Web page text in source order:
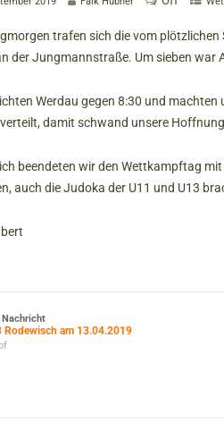
trafen sich die vom plötzlichen
der Jungmannstraße. Um sieben war
Werdau gegen 8:30 und
damit schwand unsere
beendeten wir den Wettkampftag
auch die Judoka der U11 und U13
Rodewisch am 13.04.2019